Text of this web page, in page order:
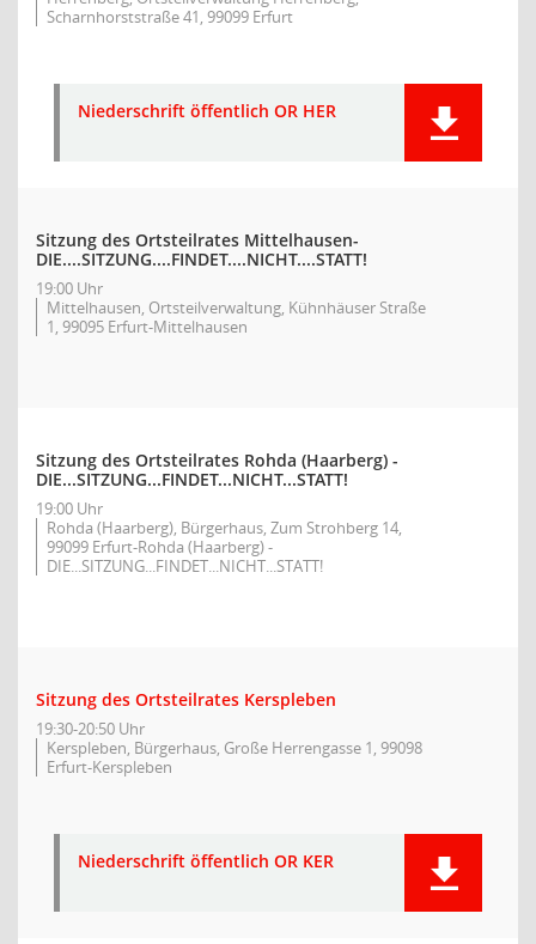
Scharnhorststraße 41, 99099 Erfurt
Niederschrift öffentlich OR HER
Sitzung des Ortsteilrates Mittelhausen-
DIE....SITZUNG....FINDET....NICHT....STATT!
19:00 Uhr
Mittelhausen, Ortsteilverwaltung, Kühnhäuser Straße
1, 99095 Erfurt-Mittelhausen
Sitzung des Ortsteilrates Rohda (Haarberg) -
DIE...SITZUNG...FINDET...NICHT...STATT!
19:00 Uhr
Rohda (Haarberg), Bürgerhaus, Zum Strohberg 14,
99099 Erfurt-Rohda (Haarberg) -
DIE...SITZUNG...FINDET...NICHT...STATT!
Sitzung des Ortsteilrates Kerspleben
19:30-20:50 Uhr
Kerspleben, Bürgerhaus, Große Herrengasse 1, 99098
Erfurt-Kerspleben
Niederschrift öffentlich OR KER